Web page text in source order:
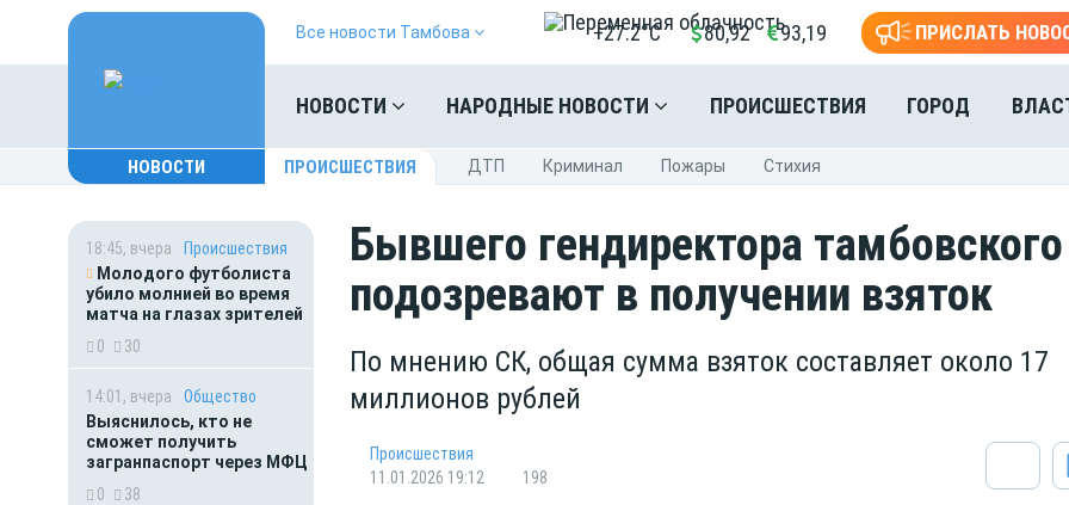
Все новости Тамбова +27.2°C 80,92 93,19 ПРИСЛАТЬ
НОВОСТИ НАРОДНЫЕ НОВОСТИ ПРОИСШЕСТВИЯ ГОРОД
НОВОСТИ ПРОИСШЕСТВИЯ ДТП Криминал Пожары Стихия
18:45, вчера
Происшествия
Молодого футболиста
убило молнией во время
матча на глазах зрителей
0
30
14:01, вчера
Общество
Выяснилось, кто не
сможет получить
загранпаспорт через МФЦ
0
38
Бывшего гендиректора
подозревают в получении взяток
По мнению СК, общая сумма взяток составляет около 17
миллионов рублей
Происшествия
11.01.2026 19:12
198